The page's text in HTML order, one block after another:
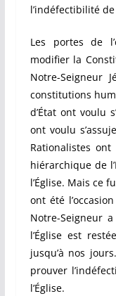
l’indéfectibilité
Les portes de
modifier la
Notre-Seigneur
constitutions
d’État ont voulu
ont voulu
Rationalistes
hiérarchique de
l’Église. Mais ce
ont été
Notre-Seigneur
l’Église est
jusqu’à nos
prouver
l’Église.